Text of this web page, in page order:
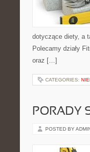
dotyczące diety, a
Polecamy działy
oraz […]
CATEGORIES:
PORADY
POSTED BY